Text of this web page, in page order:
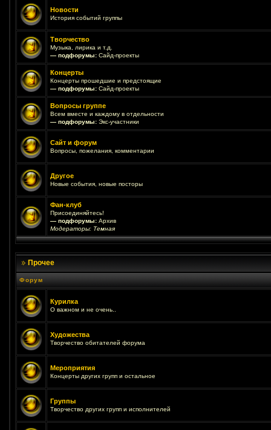
Новости
История событий группы
Творчество
Музыка, лирика и т.д.
— подфорумы: Сайд-проекты
Концерты
Концерты прошедшие и предстоящие
— подфорумы: Сайд-проекты
Вопросы группе
Всем вместе и каждому в отдельности
— подфорумы: Экс-участники
Сайт и форум
Вопросы, пожелания, комментарии
Другое
Новые события, новые посторы
Фан-клуб
Присоединяйтесь!
— подфорумы: Архив
Модераторы: Темная
Прочее
Форум
Курилка
О важном и не очень..
Художества
Творчество обитателей форума
Мероприятия
Концерты других групп и остальное
Группы
Творчество других групп и исполнителей